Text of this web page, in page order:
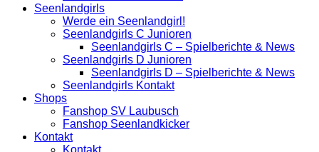
Seenlandgirls
Werde ein Seenlandgirl!
Seenlandgirls C Junioren
Seenlandgirls C – Spielberichte & News
Seenlandgirls D Junioren
Seenlandgirls D – Spielberichte & News
Seenlandgirls Kontakt
Shops
Fanshop SV Laubusch
Fanshop Seenlandkicker
Kontakt
Kontakt